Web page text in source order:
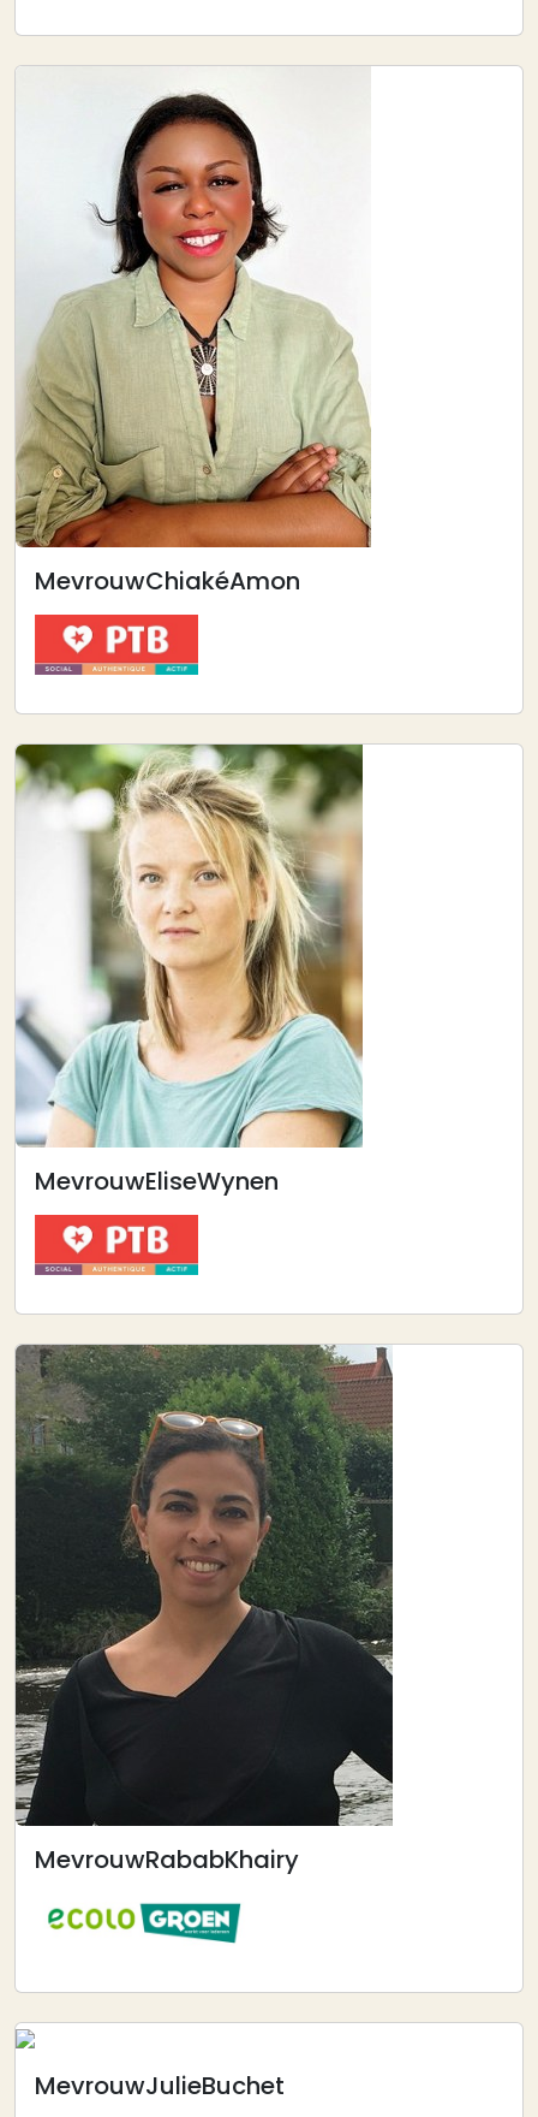
MevrouwChiakéAmon
Afbeelding
MevrouwEliseWynen
Afbeelding
MevrouwRababKhairy
Afbeelding
MevrouwJulieBuchet